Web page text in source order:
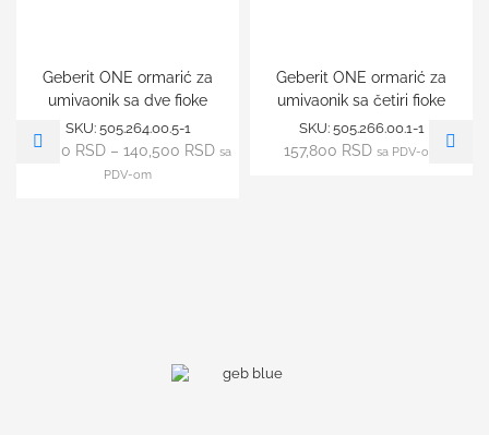
Geberit ONE ormarić za
umivaonik sa dve fioke
SKU: 505.264.00.5-1
91,500 RSD – 140,500 RSD sa
PDV-om
Geberit ONE ormarić za
umivaonik sa četiri fioke
SKU: 505.266.00.1-1
157,800 RSD sa PDV-om